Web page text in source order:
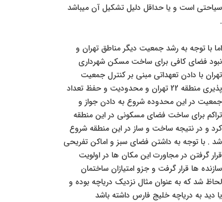
سیاحتی است و یا حداقل دلیل تشکیل آن میباشد
.
اما با توجه به رشد جمعیت دیگر مناطق تهران و
نبود فضای کافی برای ساخت مسکن شهرداری
تهران با دادن تعهداتی مبنی بر کنترل جمعیت
پذیری منطقه 22 تهران و محدودیت و حفظ تعداد
جمعیت در این محدوده شروع به دادن جواز و
تراکم برای ساخت فضای مسکونی در این منطقه
کرد و در نتیجه ساخت و ساز در این منطقه شروع
شد . با توجه به داشتن فضای سبز و اماکن تفریحی
قرار گرفتن در مجاورت این مکان ها در اولویت
سازنده ها قرار گرفت و جزو امتیازان ساختمان
لحاظ شد که به عنوان مثال نزدیک دریاچه بوده و
یا دید به دریاچه خلیج فارس داشته باشد